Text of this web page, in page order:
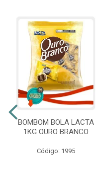
BOMBOM BOLA LACTA
1KG OURO BRANCO
Código: 1995